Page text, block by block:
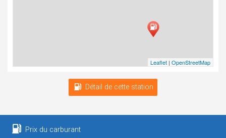
Leaflet | OpenStreetMap
Détail de cette station
Prix du carburant